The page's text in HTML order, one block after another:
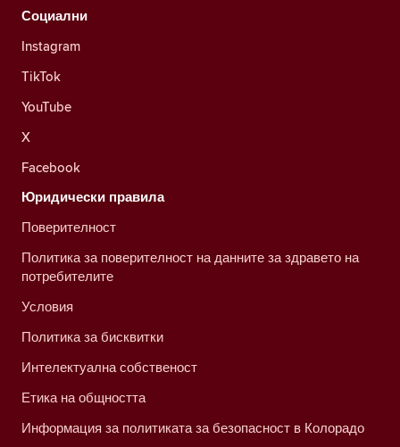
Социални
Instagram
TikTok
YouTube
X
Facebook
Юридически правила
Поверителност
Политика за поверителност на данните за здравето на
потребителите
Условия
Политика за бисквитки
Интелектуална собственост
Етика на общността
Информация за политиката за безопасност в Колорадо